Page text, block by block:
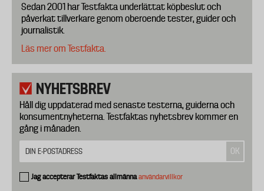
Sedan 2001 har Testfakta underlättat köpbeslut och
påverkat tillverkare genom oberoende tester, guider och
journalistik.
Läs mer om Testfakta.
NYHETSBREV
Håll dig uppdaterad med senaste testerna, guiderna och
konsumentnyheterna. Testfaktas nyhetsbrev kommer en
gång i månaden.
Jag accepterar Testfaktas allmännaanvändarvillkor